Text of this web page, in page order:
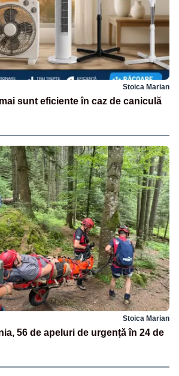
Stoica Marian
sunt eficiente în caz de caniculă
Stoica Marian
56 de apeluri de urgență în 24 de